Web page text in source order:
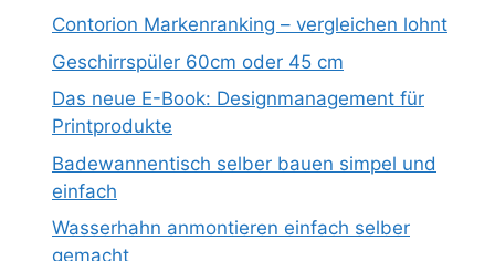
Contorion Markenranking – vergleichen lohnt
Geschirrspüler 60cm oder 45 cm
Das neue E-Book: Designmanagement für
Printprodukte
Badewannentisch selber bauen simpel und
einfach
Wasserhahn anmontieren einfach selber
gemacht